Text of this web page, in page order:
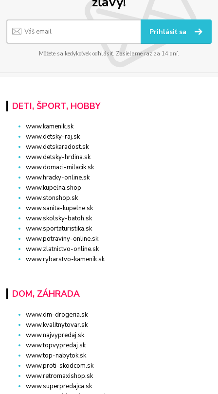
Prihlásiť sa
Môžete sa kedykoľvek odhlásiť. Zasielame raz za 14 dní.
DETI, ŠPORT, HOBBY
www.kamenik.sk
www.detsky-raj.sk
www.detskaradost.sk
www.detsky-hrdina.sk
www.domaci-milacik.sk
www.hracky-online.sk
www.kupelna.shop
www.stonshop.sk
www.sanita-kupelne.sk
www.skolsky-batoh.sk
www.sportaturistika.sk
www.potraviny-online.sk
www.zlatnictvo-online.sk
www.rybarstvo-kamenik.sk
DOM, ZÁHRADA
www.dm-drogeria.sk
www.kvalitnytovar.sk
www.najvypredaj.sk
www.topvypredaj.sk
www.top-nabytok.sk
www.proti-skodcom.sk
www.retromaxishop.sk
www.superpredajca.sk